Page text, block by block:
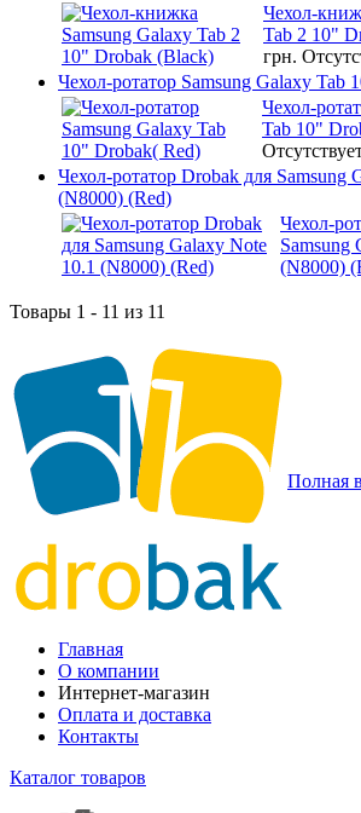
Чехол-
Tab 2 10"
грн.
Чехол-ротатор Samsung Galaxy Tab
Чехол-
Tab 10"
Чехол-ротатор Drobak для Samsung
(N8000) (Red)
Чехол-
Samsung
(N8000)
Товары 1 - 11 из 11
Полная
Главная
О компании
Интернет-магазин
Оплата и доставка
Контакты
Каталог товаров